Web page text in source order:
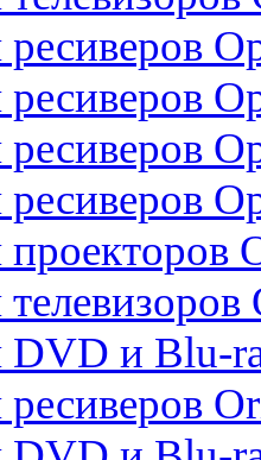
DVD и Blu-